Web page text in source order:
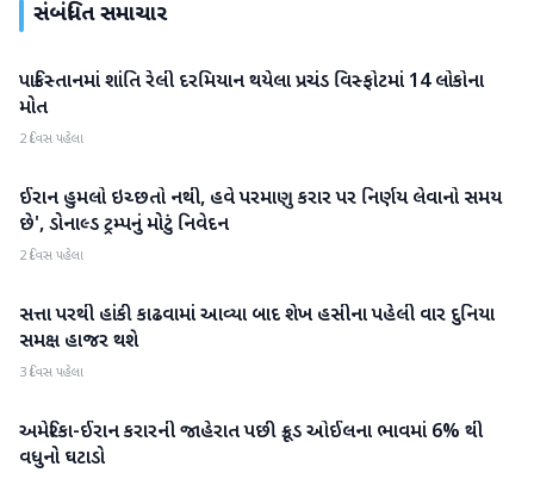
સંબંધિત સમાચાર
આંતરરાષ્ટ્રીય
પાકિસ્તાનમાં શાંતિ રેલી દરમિયાન થયેલા પ્રચંડ વિસ્ફોટમાં 14 લોકોના
મોત
2 દિવસ પહેલા
આંતરરાષ્ટ્રીય
ઈરાન હુમલો ઇચ્છતો નથી, હવે પરમાણુ કરાર પર નિર્ણય લેવાનો સમય
છે', ડોનાલ્ડ ટ્રમ્પનું મોટું નિવેદન
2 દિવસ પહેલા
આંતરરાષ્ટ્રીય
સત્તા પરથી હાંકી કાઢવામાં આવ્યા બાદ શેખ હસીના પહેલી વાર દુનિયા
સમક્ષ હાજર થશે
3 દિવસ પહેલા
આંતરરાષ્ટ્રીય
અમેરિકા-ઈરાન કરારની જાહેરાત પછી ક્રૂડ ઓઈલના ભાવમાં 6% થી
વધુનો ઘટાડો